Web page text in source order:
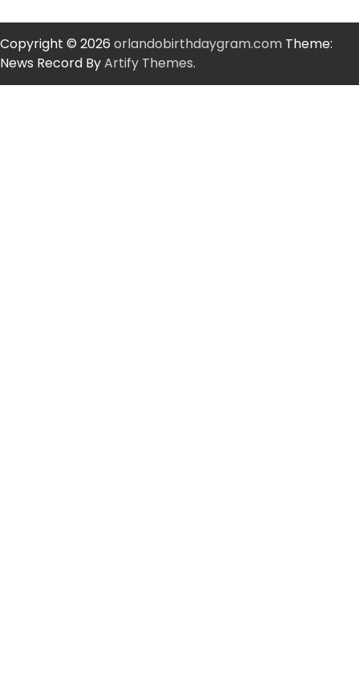
Copyright © 2026 orlandobirthdaygram.com Theme:
News Record ByArtify Themes.